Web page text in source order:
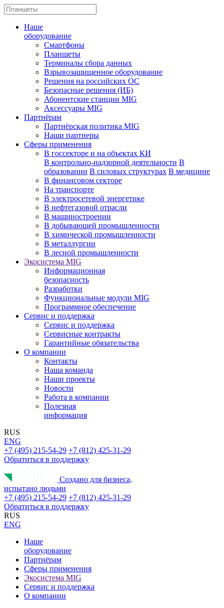
Наше
оборудование
Смартфоны
Планшеты
Терминалы сбора данных
Взрывозащищенное оборудование
Решения на российских ОС
Безопасные решения (ИБ)
Абонентские станции MIG
Аксессуары MIG
Партнёрам
Партнёрская политика MIG
Наши партнеры
Сферы применения
В госсекторе и на объектах КИ
В контрольно-надзорной деятельности В
образовании В силовых структурах В медицине
В финансовом секторе
На транспорте
В электросетевой энергетике
В нефтегазовой отрасли
В машиностроении
В добывающей промышленности
В химической промышленности
В металлургии
В лесной промышленности
Экосистема MIG
Информационная
безопасность
Разработки
Функциональные модули MIG
Программное обеспечение
Сервис и поддержка
Сервис и поддержка
Сервисные контракты
Гарантийные обязательства
О компании
Контакты
Наша команда
Наши проекты
Новости
Работа в компании
Полезная
информация
RUS
ENG
+7 (495) 215-54-29 +7 (812) 425-31-29
Обратиться в поддержку
Создано для бизнеса,
испытано людьми
+7 (495) 215-54-29 +7 (812) 425-31-29
Обратиться в поддержку
RUS
ENG
Наше
оборудование
Партнёрам
Сферы применения
Экосистема MIG
Сервис и поддержка
О компании